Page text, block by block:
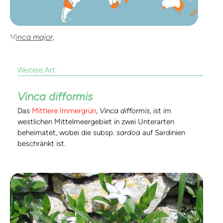
Vinca major,
Weitere Art:
Vinca difformis
Das Mittlere Immergrün, Vinca difformis, ist im
westlichen Mittelmeergebiet in zwei Unterarten
beheimatet, wobei die subsp. sardoa auf Sardinien
beschränkt ist.